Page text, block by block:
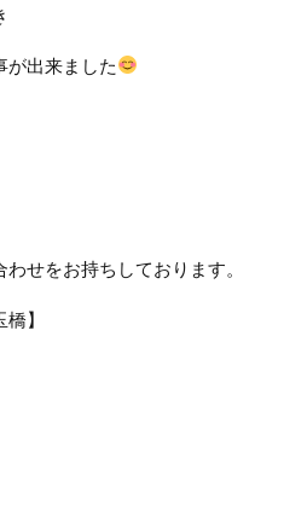
が出来ました
せをお持ちしております。
】